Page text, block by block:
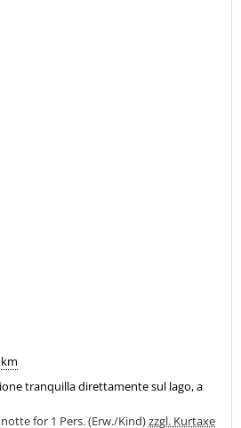
tranquilla direttamente sul lago, a
for 1 Pers. (Erw./Kind)zzgl. Kurtaxe